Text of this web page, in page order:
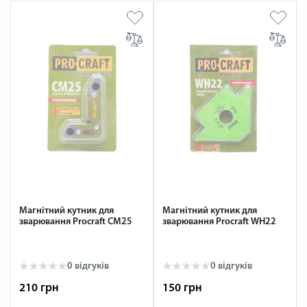
Магнітний кутник для
зварювання Procraft CM25
0 відгуків
210 грн
Магнітний кутник для
зварювання Procraft WH22
0 відгуків
150 грн